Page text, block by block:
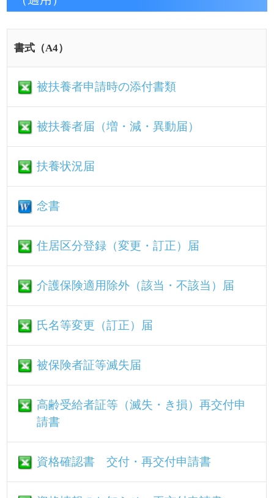
被扶養者届（増・減・異動届）
扶養状況届
念書
住居区分登録（変更・訂正）届
介護保険適用除外（該当・不該当）届
高齢受給者証等（滅失・き損）再交付申
資格確認書 交付・再交付申請書
資格情報のお知らせ 再交付申請書
マイナンバーカードの健康保険証利用登
録の解除申請書
（任意継続）
書式（A4）
任意継続被保険者 資格取得申請書
給付・請求に関する書式（給付）
書式（A4）